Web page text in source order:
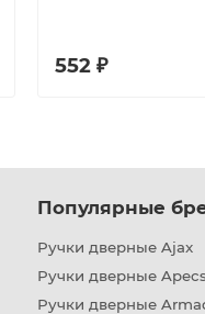
552 ₽
Популярные
Ручки дверные Ajax
Ручки дверные
Ручки дверные